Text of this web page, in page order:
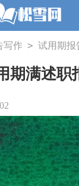
写作 > 试用期报
期满述职